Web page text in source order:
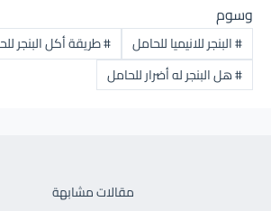
وسوم
#البنجر للانيميا للحامل #طريقة أكل البنجر
#هل البنجر له أضرار للحامل
مقالات مشابهة